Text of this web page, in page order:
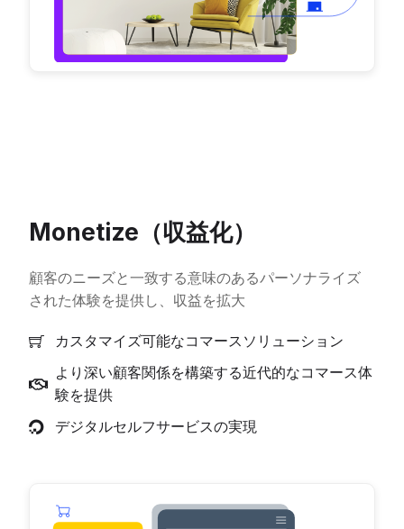
Monetize（収益化）
顧客のニーズと一致する意味のあるパーソナライズ
された体験を提供し、収益を拡大
カスタマイズ可能なコマースソリューション
より深い顧客関係を構築する近代的なコマース体
験を提供
デジタルセルフサービスの実現